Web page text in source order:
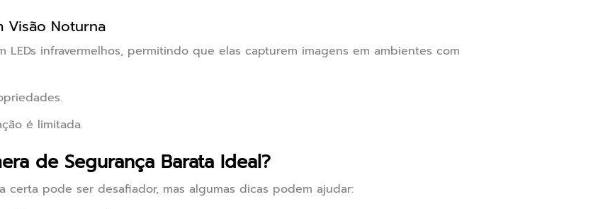
Visão Noturna
LEDs infravermelhos, permitindo que elas capturem imagens em ambientes com
é limitada.
de Segurança Barata Ideal?
certa pode ser desafiador, mas algumas dicas podem ajudar: